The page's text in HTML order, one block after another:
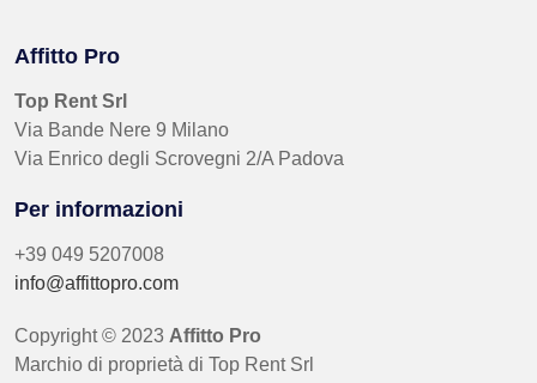
Affitto Pro
Top Rent Srl
Via Bande Nere 9 Milano
Via Enrico degli Scrovegni 2/A Padova
Per informazioni
+39 049 5207008
info@affittopro.com
Copyright © 2023 Affitto Pro
Marchio di proprietà di Top Rent Srl